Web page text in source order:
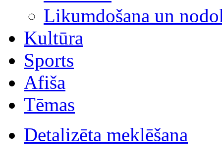
Likumdošana un
Kultūra
Sports
Afiša
Tēmas
Detalizēta meklēšana